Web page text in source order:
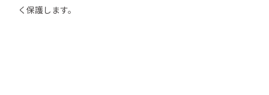
く保護します。